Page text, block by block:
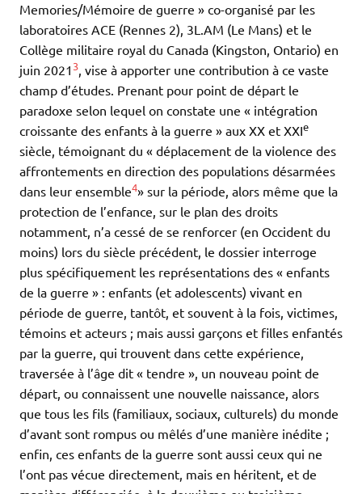
Memories/Mémoire de guerre » co-organisé par les
laboratoires ACE (Rennes 2), 3L.AM (Le Mans) et le
Collège militaire royal du Canada (Kingston, Ontario) en
juin 2021 3, vise à apporter une contribution à ce vaste
champ d’études. Prenant pour point de départ le
paradoxe selon lequel on constate une « intégration
croissante des enfants à la guerre » aux XX et XXIe
siècle, témoignant du « déplacement de la violence des
affrontements en direction des populations désarmées
dans leur ensemble4» sur la période, alors même que la
protection de l’enfance, sur le plan des droits
notamment, n’a cessé de se renforcer (en Occident du
moins) lors du siècle précédent, le dossier interroge
plus spécifiquement les représentations des « enfants
de la guerre » : enfants (et adolescents) vivant en
période de guerre, tantôt, et souvent à la fois, victimes,
témoins et acteurs ; mais aussi garçons et filles enfantés
par la guerre, qui trouvent dans cette expérience,
traversée à l’âge dit « tendre », un nouveau point de
départ, ou connaissent une nouvelle naissance, alors
que tous les fils (familiaux, sociaux, culturels) du monde
d’avant sont rompus ou mêlés d’une manière inédite ;
enfin, ces enfants de la guerre sont aussi ceux qui ne
l’ont pas vécue directement, mais en héritent, et de